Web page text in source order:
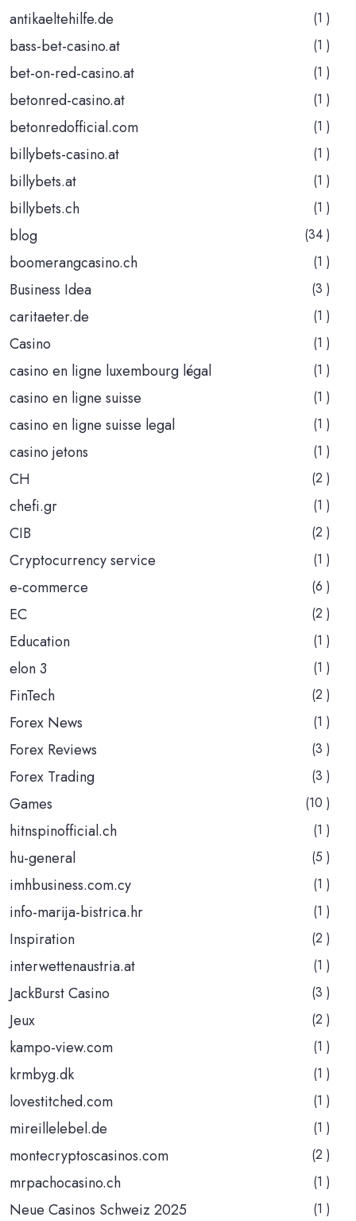
antikaeltehilfe.de
(1 )
bass-bet-casino.at (1 )
bet-on-red-casino.at (1 )
betonred-casino.at (1 )
betonredofficial.com (1 )
billybets-casino.at (1 )
billybets.at (1 )
billybets.ch (1 )
blog (34 )
boomerangcasino.ch (1 )
Business Idea (3 )
caritaeter.de (1 )
Casino (1 )
casino en ligne luxembourg légal (1 )
casino en ligne suisse (1 )
casino en ligne suisse legal (1 )
casino jetons (1 )
CH (2 )
chefi.gr (1 )
CIB (2 )
Cryptocurrency service (1 )
e-commerce (6 )
EC (2 )
Education (1 )
elon 3 (1 )
FinTech (2 )
Forex News (1 )
Forex Reviews (3 )
Forex Trading (3 )
Games (10 )
hitnspinofficial.ch (1 )
hu-general (5 )
imhbusiness.com.cy (1 )
info-marija-bistrica.hr (1 )
Inspiration (2 )
interwettenaustria.at (1 )
JackBurst Casino (3 )
Jeux (2 )
kampo-view.com (1 )
krmbyg.dk (1 )
lovestitched.com (1 )
mireillelebel.de (1 )
montecryptoscasinos.com (2 )
mrpachocasino.ch (1 )
Neue Casinos Schweiz 2025 (1 )